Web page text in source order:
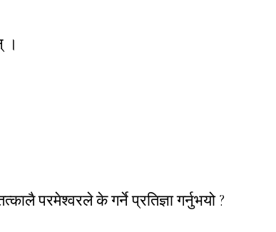
।
परमेश्वरले के गर्ने प्रतिज्ञा गर्नुभयो ?